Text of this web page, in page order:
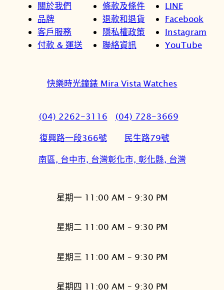
關於我們
品牌
客戶服務
付款 & 運送
條款及條件
退款和退貨
隱私權政策
聯絡資訊
LINE
Facebook
Instagram
YouTube
快樂時光鐘錶 Mira Vista Watches
(04) 2262-3116
復興路一段366號
南區, 台中市, 台灣
(04) 728-3669
民生路79號
彰化市, 彰化縣, 台灣
星期一 11:00 AM – 9:30 PM
星期二 11:00 AM – 9:30 PM
星期三 11:00 AM – 9:30 PM
星期四 11:00 AM – 9:30 PM